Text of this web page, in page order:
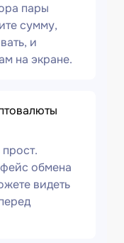
пары
сумму,
и
на экране.
обмена
видеть